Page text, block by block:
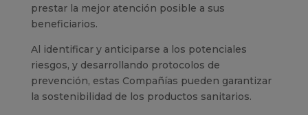
prestar la mejor atención posible a sus
beneficiarios.
Al identificar y anticiparse a los potenciales
riesgos, y desarrollando protocolos de
prevención, estas Compañías pueden garantizar
la sostenibilidad de los productos sanitarios.